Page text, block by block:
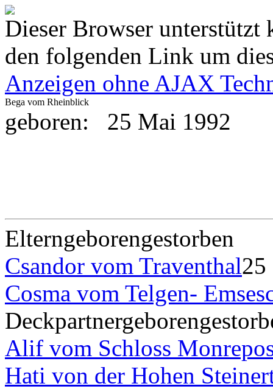
Dieser Browser
den folgenden Link um
Anzeigen ohne AJAX
Bega vom Rheinblick
geboren: 25 Mai 1992
Elterngeborengestorben
Csandor vom Traventhal
Cosma vom Telgen-
Deckpartnergeboren
Alif vom Schloss
Hati von der Hohen